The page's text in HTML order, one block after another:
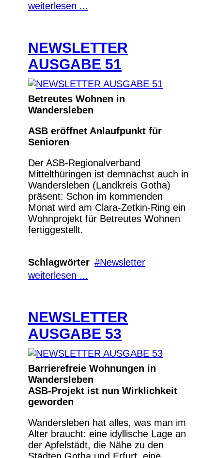
weiterlesen ...
NEWSLETTER
AUSGABE 51
Betreutes Wohnen in
Wandersleben
ASB eröffnet Anlaufpunkt für
Senioren
Der ASB-Regionalverband
Mittelthüringen ist demnächst auch in
Wandersleben (Landkreis Gotha)
präsent: Schon im kommenden
Monat wird am Clara-Zetkin-Ring ein
Wohnprojekt für Betreutes Wohnen
fertiggestellt.
Schlagwörter
Newsletter
weiterlesen ...
NEWSLETTER
AUSGABE 53
Barrierefreie Wohnungen in
Wandersleben
ASB-Projekt ist nun Wirklichkeit
geworden
Wandersleben hat alles, was man im
Alter braucht: eine idyllische Lage an
der Apfelstädt, die Nähe zu den